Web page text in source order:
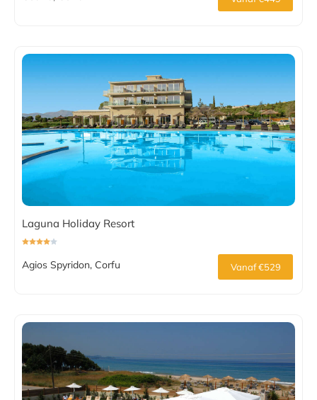
Laguna Holiday Resort
Agios Spyridon, Corfu Vanaf €529